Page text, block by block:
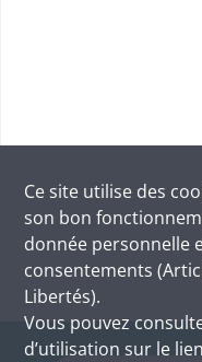
Ce site utilise des
son bon
donnée personnelle
consentements
Libertés).
Vous pouvez
d’utilisation sur le